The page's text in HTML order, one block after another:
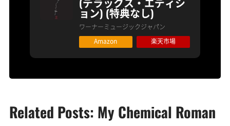
ョン) (特典なし)
ワーナーミュージックジャパン
Amazon 楽天市場
Related Posts: My Chemical Roman